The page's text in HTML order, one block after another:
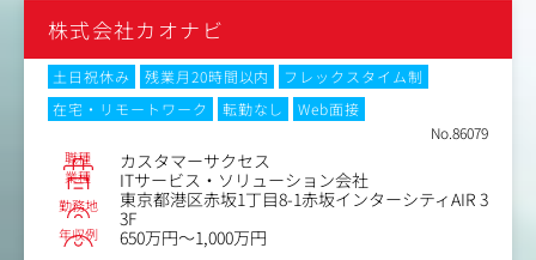
株式会社カオナビ
土日祝休み 残業月20時間以内
フレックスタイム制
在宅・リモートワーク
転勤なし
Web面接
No.86079
職種 カスタマーサクセス
業種 ITサービス・ソリューション会社
勤務地
東京都港区赤坂1丁目8-1赤坂インターシティAIR 3
3F
年収例
650万円～1,000万円